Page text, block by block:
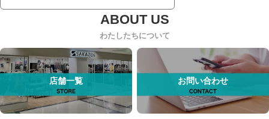
わたしたちについて
店舗一覧 お問い合わせ